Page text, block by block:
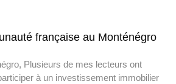
française au Monténégro
Plusieurs de mes lecteurs ont
à un investissement immobilier